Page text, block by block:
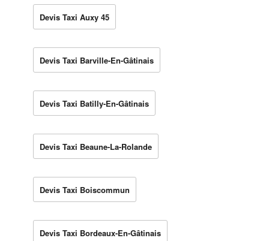
Devis Taxi Auxy 45
Devis Taxi Barville-En-Gâtinais
Devis Taxi Batilly-En-Gâtinais
Devis Taxi Beaune-La-Rolande
Devis Taxi Boiscommun
Devis Taxi Bordeaux-En-Gâtinais